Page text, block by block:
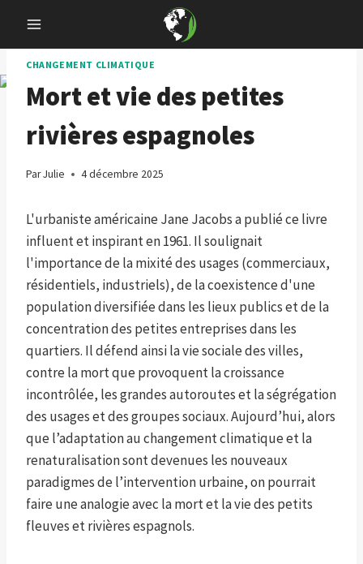
content
CHANGEMENT CLIMATIQUE
Mort et vie des petites
rivières espagnoles
ParJulie 4 décembre 2025
L'urbaniste américaine Jane Jacobs a publié ce livre
influent et inspirant en 1961. Il soulignait
l'importance de la mixité des usages (commerciaux,
résidentiels, industriels), de la coexistence d'une
population diversifiée dans les lieux publics et de la
concentration des petites entreprises dans les
quartiers. Il défend ainsi la vie sociale des villes,
contre la mort que provoquent la croissance
incontrôlée, les grandes autoroutes et la ségrégation
des usages et des groupes sociaux. Aujourd’hui, alors
que l’adaptation au changement climatique et la
renaturalisation sont devenues les nouveaux
paradigmes de l’intervention urbaine, on pourrait
faire une analogie avec la mort et la vie des petits
fleuves et rivières espagnols.